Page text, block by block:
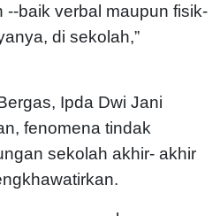
baik verbal maupun fisik-
di sekolah,”
Ipda Dwi Jani
fenomena tindak
sekolah akhir- akhir